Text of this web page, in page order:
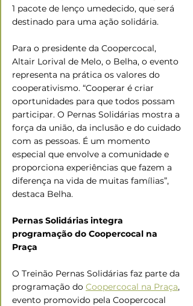
1 pacote de lenço umedecido, que será
destinado para uma ação solidária.
Para o presidente da Coopercocal,
Altair Lorival de Melo, o Belha, o evento
representa na prática os valores do
cooperativismo. “Cooperar é criar
oportunidades para que todos possam
participar. O Pernas Solidárias mostra a
força da união, da inclusão e do cuidado
com as pessoas. É um momento
especial que envolve a comunidade e
proporciona experiências que fazem a
diferença na vida de muitas famílias”,
destaca Belha.
Pernas Solidárias integra
programação do Coopercocal na
Praça
O Treinão Pernas Solidárias faz parte da
programação do Coopercocal na Praça,
evento promovido pela Coopercocal